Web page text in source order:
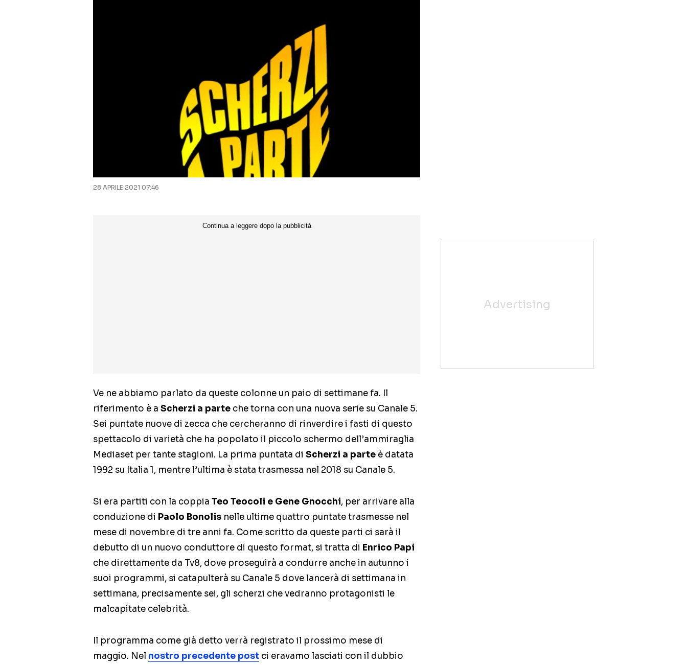
28 APRILE 2021 07:46
Ve ne abbiamo parlato da queste colonne un paio di settimane fa. Il
riferimento è a Scherzi a parte che torna con una nuova serie su Canale 5.
Sei puntate nuove di zecca che cercheranno di rinverdire i fasti di questo
spettacolo di varietà che ha popolato il piccolo schermo dell’ammiraglia
Mediaset per tante stagioni. La prima puntata di Scherzi a parte è datata
1992 su Italia 1, mentre l’ultima è stata trasmessa nel 2018 su Canale 5.
Si era partiti con la coppia Teo Teocoli e Gene Gnocchi, per arrivare alla
conduzione di Paolo Bonolis nelle ultime quattro puntate trasmesse nel
mese di novembre di tre anni fa. Come scritto da queste parti ci sarà il
debutto di un nuovo conduttore di questo format, si tratta di Enrico Papi
che direttamente da Tv8, dove proseguirà a condurre anche in autunno i
suoi programmi, si catapulterà su Canale 5 dove lancerà di settimana in
settimana, precisamente sei, gli scherzi che vedranno protagonisti le
malcapitate celebrità.
Il programma come già detto verrà registrato il prossimo mese di
maggio. Nel nostro precedente post ci eravamo lasciati con il dubbio